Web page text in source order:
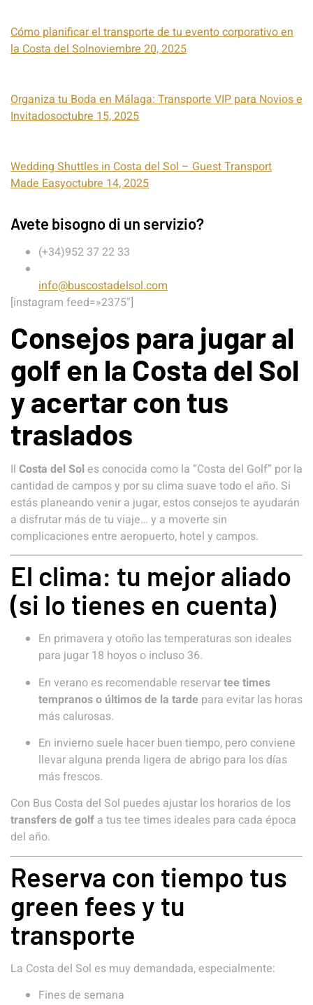
Cómo planificar el transporte de tu evento corporativo en
la Costa del Solnoviembre 20, 2025
Organiza tu Boda en Málaga: Transporte VIP para Novios e
Invitadosoctubre 15, 2025
Wedding Shuttles in Costa del Sol – Guest Transport
Made Easyoctubre 14, 2025
Avete bisogno di un servizio?
(+34)952 37 22 33
info@buscostadelsol.com
[instagram feed=»2375″]
Consejos para jugar al
golf en la Costa del Sol
y acertar con tus
traslados
Il Costa del Sol es conocida como la “Costa del Golf” por la
cantidad de campos y por su clima suave todo el año. Si
estás planeando venir a jugar, estos consejos te ayudarán
a disfrutar más de tu viaje… y a moverte sin
complicaciones entre aeropuerto, hotel y campos.
El clima: tu mejor aliado
(si lo tienes en cuenta)
En primavera y otoño las temperaturas son ideales
para jugar 18 hoyos o incluso 36.
En verano es recomendable reservartee times
tempranos o últimos de la tarde para evitar las horas
más calurosas.
En invierno suele hacer buen tiempo, pero conviene
llevar alguna prenda ligera de abrigo para los días
más frescos.
Con Bus Costa del Sol puedes ajustar los horarios de los
transfers de golf a tus tee times ideales para cada época
del año.
Reserva con tiempo tus
green fees y tu
transporte
La Costa del Sol es muy demandada, especialmente:
Fines de semana